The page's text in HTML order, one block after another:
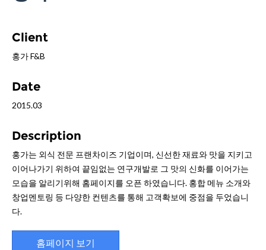
Client
홍가 F&B
Date
2015.03
Description
홍가는 외식 전문 프랜차이즈 기업이며, 신선한 재료와 맛을 지키고
이어나가기 위하여 끝임없는 연구개발로 그 맛의 신화를 이어가는
모습을 알리기위해 홈페이지를 오픈 하였습니다. 홍합 메뉴 소개와
창업멘토링 등 다양한 컨텐츠를 통해 고객확보에 중점을 두었습니
다.
홈페이지 보기